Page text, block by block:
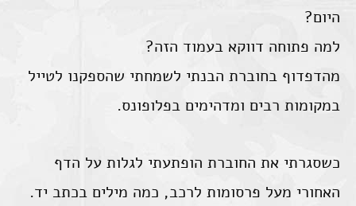
היום?
למה פתוחה דווקא בעמוד הזה?
מהדפדוף בחוברת הבנתי לשמחתי שהספקנו לטייל
במקומות רבים ומדהימים בפלופונס.
כשסגרתי את החוברת הופתעתי לגלות על הדף
האחורי מעל פרסומות לרכב, כמה מילים בכתב יד.